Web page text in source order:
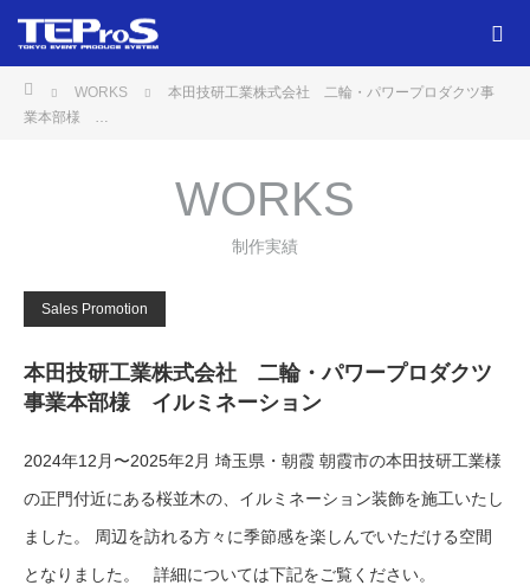
ホームWORKS
本田技研工業株式会社 二輪・パワープロダクツ事
業本部様 …
WORKS
制作実績
Sales Promotion
本田技研工業株式会社 二輪・パワープロダクツ
事業本部様 イルミネーション
2024年12月〜2025年2月 埼玉県・朝霞 朝霞市の本田技研工業様
の正門付近にある桜並木の、イルミネーション装飾を施工いたし
ました。 周辺を訪れる方々に季節感を楽しんでいただける空間
となりました。 詳細については下記をご覧ください。